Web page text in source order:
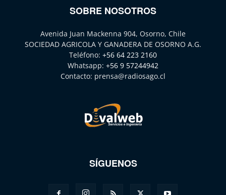
SOBRE NOSOTROS
Avenida Juan Mackenna 904, Osorno, Chile
SOCIEDAD AGRICOLA Y GANADERA DE OSORNO A.G.
Teléfono: +56 64 223 2160
Whatsapp: +56 9 57244942
Contacto: prensa@radiosago.cl
SÍGUENOS